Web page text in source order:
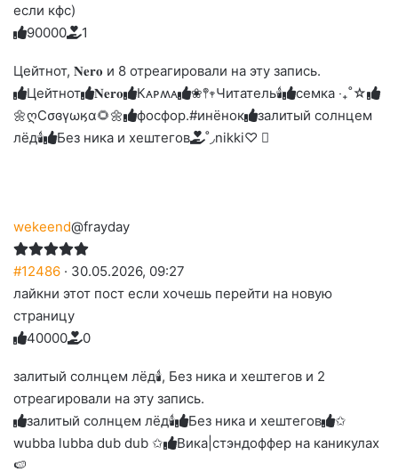
если кфс)
Голосуйте
вверх.
9
Нажмите
реакцию:
улыбаюсь
0
Нажмите
реакцию:
смеюсь
до
слез
0
Нажмите
реакцию:
печаль
0
Нажмите
реакцию:
плачу
0
Нажмите
благодарю
1
Цейтнот, 𝐍𝐞𝐫𝐨 и 8 отреагировали на эту запись.
Цейтнот
𝐍𝐞𝐫𝐨 Кᴀᴩʍᴀ ❀𖤣𖥧Читатель🕯️
семка ‧₊˚☆
🌼ღСσɞγωӄα🌻🌼
фосфор.#инёнок
залитый солнцем
лёд🕯
Без ника и хештегов ˚◞nikki♡ ⃗
wekeend@frayday
#12486 · 30.05.2026, 09:27
лайкни этот пост если хочешь перейти на новую
страницу
Голосуйте
вверх.
4
Нажмите
реакцию:
0
Нажмите
реакцию:
до
слез
0
Нажмите
реакцию:
0
Нажмите
реакцию:
0
Нажмите
благодарю
0
залитый солнцем лёд🕯, Без ника и хештегов и 2
отреагировали на эту запись.
залитый солнцем лёд🕯
Без ника и хештегов
✩
wubba lubba dub dub ✩
Вика|стэндоффер на каникулах
🍉